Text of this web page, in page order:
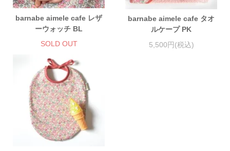
barnabe aimele cafe レザ
ーウォッチ BL
SOLD OUT
barnabe aimele cafe タオ
ルケープ PK
5,500円(税込)